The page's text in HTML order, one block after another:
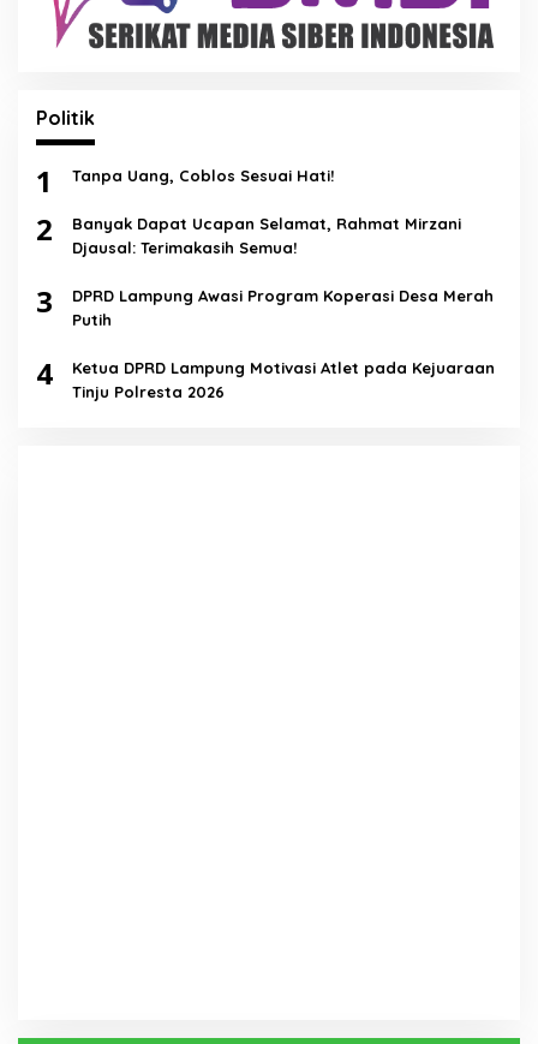
Politik
1 Tanpa Uang, Coblos Sesuai Hati!
2
Banyak Dapat Ucapan Selamat, Rahmat Mirzani
Djausal: Terimakasih Semua!
3
DPRD Lampung Awasi Program Koperasi Desa Merah
Putih
4
Ketua DPRD Lampung Motivasi Atlet pada Kejuaraan
Tinju Polresta 2026